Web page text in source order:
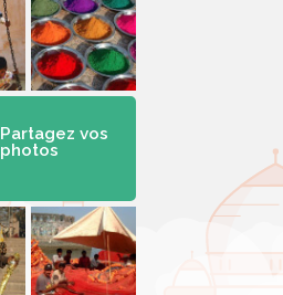
Partagez vos
photos